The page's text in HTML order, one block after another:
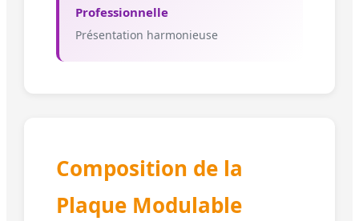
Professionnelle
Présentation harmonieuse
Composition de la
Plaque Modulable